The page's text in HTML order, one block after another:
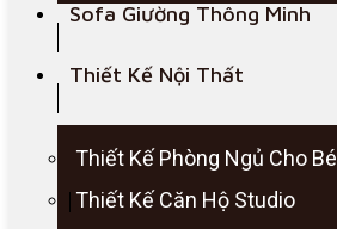
Sofa Giường Thông Minh
Thiết Kế Nội Thất
Thiết Kế Phòng Ngủ Cho Bé
Thiết Kế Căn Hộ Studio